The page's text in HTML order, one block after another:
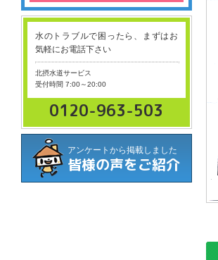
水のトラブルで困ったら、まずはお
気軽にお電話下さい
北摂水道サービス
受付時間 7:00～20:00
0120-963-503
アンケートから掲載しました
皆様の声をご紹介